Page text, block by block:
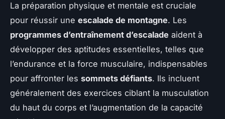
La préparation physique et mentale est cruciale
pour réussir une escalade de montagne. Les
programmes d’entraînement d’escalade aident à
développer des aptitudes essentielles, telles que
l’endurance et la force musculaire, indispensables
pour affronter les sommets défiants. Ils incluent
généralement des exercices ciblant la musculation
du haut du corps et l’augmentation de la capacité